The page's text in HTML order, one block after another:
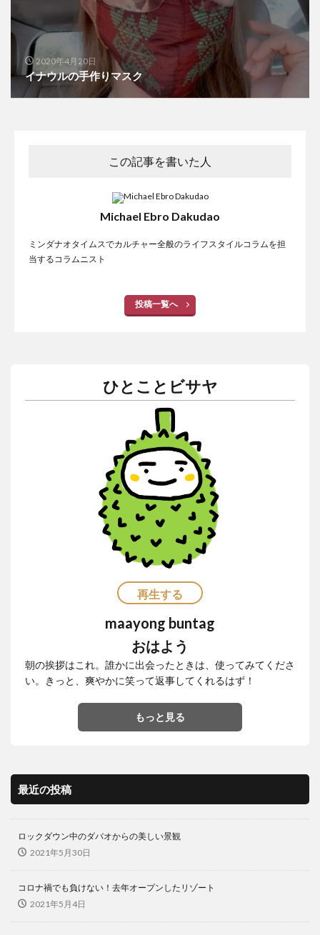
2020年4月20日
イナウルの手作りマスク
この記事を書いた人
Michael Ebro Dakudao
ミンダナオタイムスでカルチャー全般のライフスタイルコラムを担
当するコラムニスト
投稿一覧へ
ひとことビサヤ
再生する
maayong buntag
おはよう
朝の挨拶はこれ。誰かに出会ったときは、使ってみてくださ
い。きっと、爽やかに笑って返事してくれるはず！
もっと見る
最近の投稿
ロックダウン中のダバオからの美しい景観
2021年5月30日
コロナ禍でも負けない！去年オープンしたリゾート
2021年5月4日